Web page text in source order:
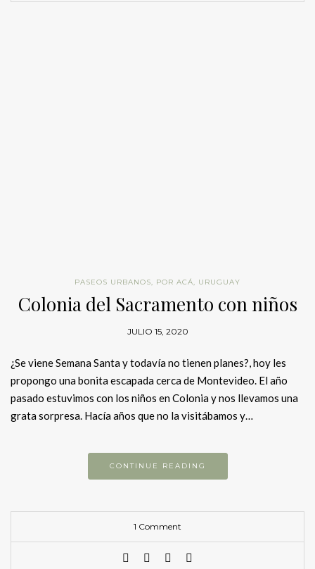
PASEOS URBANOS, POR ACÁ, URUGUAY
Colonia del Sacramento con niños
JULIO 15, 2020
¿Se viene Semana Santa y todavía no tienen planes?, hoy les
propongo una bonita escapada cerca de Montevideo. El año
pasado estuvimos con los niños en Colonia y nos llevamos una
grata sorpresa. Hacía años que no la visitábamos y…
CONTINUE READING
1 Comment